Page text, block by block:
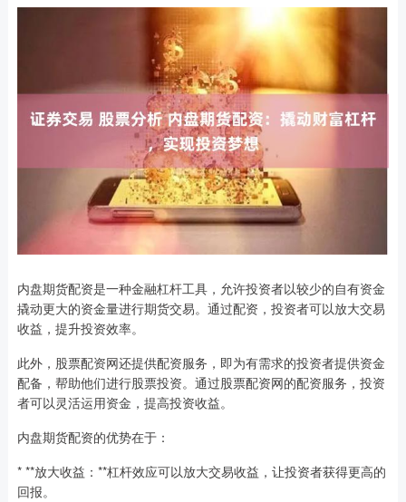
内盘期货配资是一种金融杠杆工具，允许投资者以较少的自有资金
撬动更大的资金量进行期货交易。通过配资，投资者可以放大交易
收益，提升投资效率。
此外，股票配资网还提供配资服务，即为有需求的投资者提供资金
配备，帮助他们进行股票投资。通过股票配资网的配资服务，投资
者可以灵活运用资金，提高投资收益。
内盘期货配资的优势在于：
* **放大收益：**杠杆效应可以放大交易收益，让投资者获得更高的
回报。